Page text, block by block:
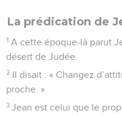
La prédication de
1 A cette époque-là parut
désert de Judée.
2 Il disait : « Changez
proche. »
3 Jean est celui que le